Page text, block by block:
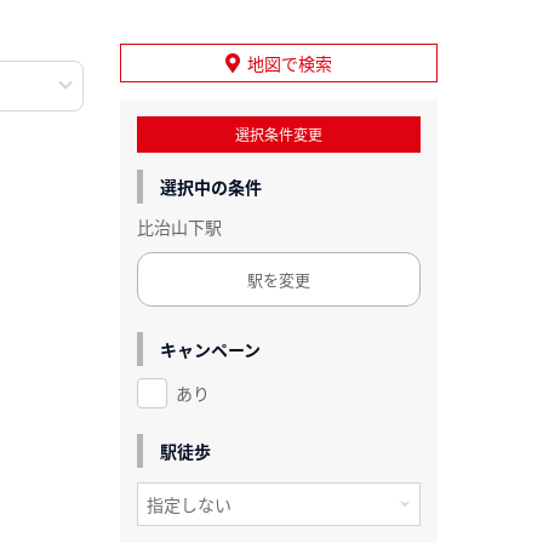
地図で検索
選択条件変更
選択中の条件
比治山下駅
駅を変更
キャンペーン
あり
駅徒歩